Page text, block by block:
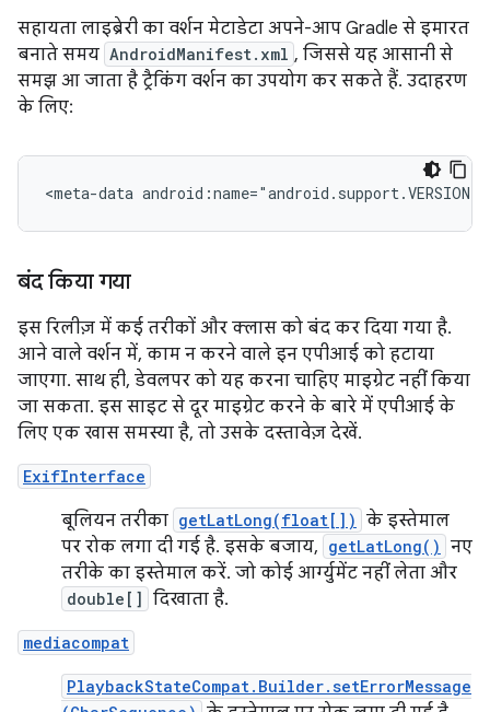
सहायता लाइब्रेरी का वर्शन मेटाडेटा अपने-आप Gradle से इमारत
बनाते समय AndroidManifest.xml , जिससे यह आसानी से
समझ आ जाता है ट्रैकिंग वर्शन का उपयोग कर सकते हैं. उदाहरण
के लिए:
<meta-data android:name="android.support.VERSION"
बंद किया गया
इस रिलीज़ में कई तरीकों और क्लास को बंद कर दिया गया है.
आने वाले वर्शन में, काम न करने वाले इन एपीआई को हटाया
जाएगा. साथ ही, डेवलपर को यह करना चाहिए माइग्रेट नहीं किया
जा सकता. इस साइट से दूर माइग्रेट करने के बारे में एपीआई के
लिए एक खास समस्या है, तो उसके दस्तावेज़ देखें.
ExifInterface
बूलियन तरीका getLatLong(float[]) के इस्तेमाल
पर रोक लगा दी गई है. इसके बजाय, getLatLong() नए
तरीके का इस्तेमाल करें. जो कोई आर्ग्युमेंट नहीं लेता और
double[] दिखाता है.
mediacompat
PlaybackStateCompat.Builder.setErrorMessage